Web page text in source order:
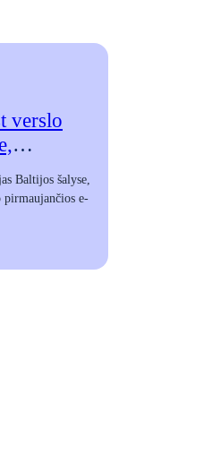
verslo
regione
Baltijos šalyse,
pirmaujančios e-